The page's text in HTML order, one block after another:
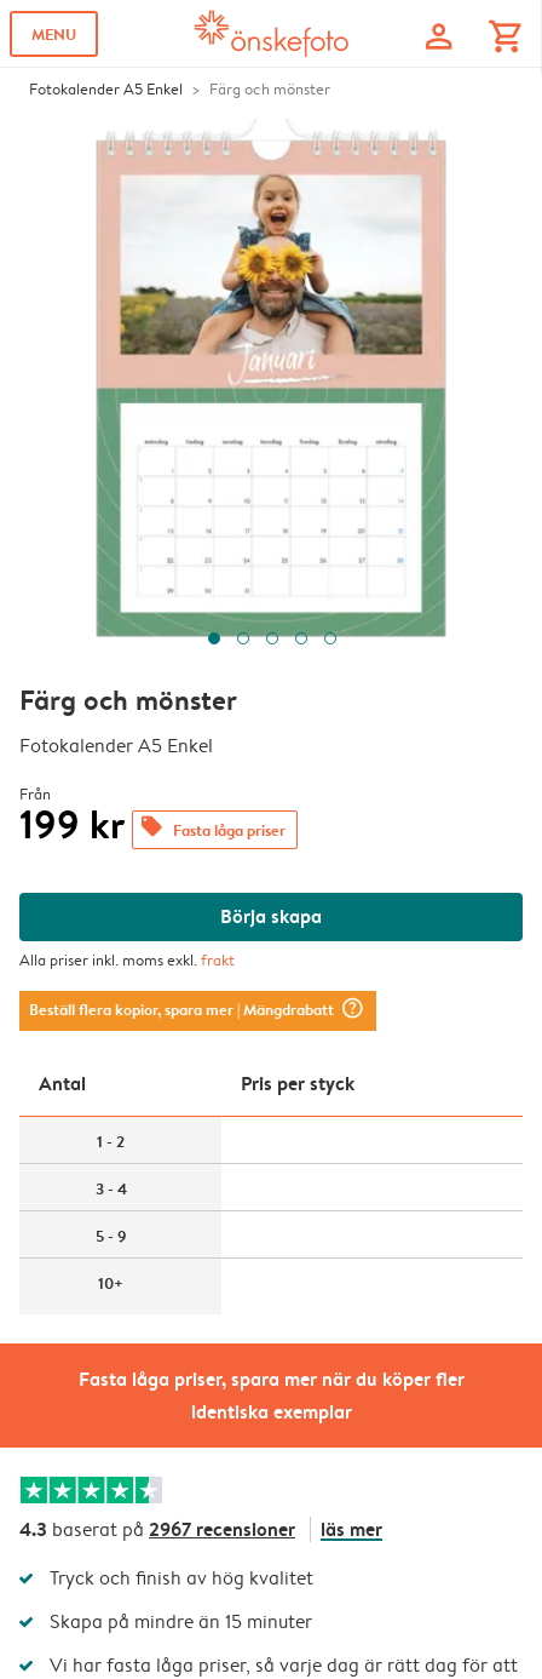
MENU profile shopping_cart
Fotokalender A5 Enkel Färg och mönster
Fasta låga priser, spara mer när du köper fler
identiska exemplar
Färg och mönster
Fotokalender A5 Enkel
Från
199 kr offers Fasta låga priser
Börja skapa
Alla priser inkl. moms exkl.frakt
Beställ flera kopior, spara mer| Mängdrabatt question_mark_circle
Antal Pris per styck
1 - 2
3 - 4
5 - 9
10+
4.3 baserat på 2967 recensioner läs mer
Tryck och finish av hög kvalitet
Skapa på mindre än 15 minuter
Vi har fasta låga priser, så varje dag är rätt dag för att